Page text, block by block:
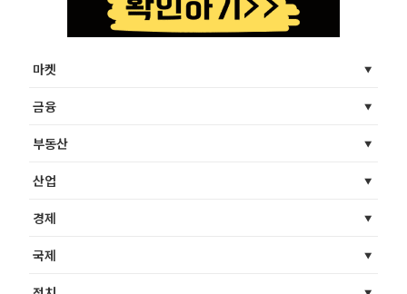
마켓
금융
부동산
산업
경제
국제